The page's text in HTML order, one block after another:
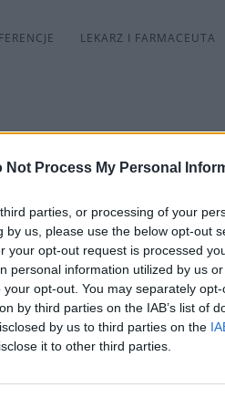
Not Process My Personal
parties, or processing of your
us, please use the below opt-out
your opt-out request is processed
personal information utilized by us
opt-out. You may separately
by third parties on the IAB’s list of
by us to third parties on the
it to other third parties.
LEKARZ I FARMACEUTA
zjazdowa
dla uczestników
Edukacja Medyczna.pl